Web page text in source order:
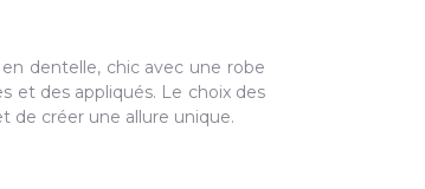
dentelle, chic avec une robe
et des appliqués. Le choix des
de créer une allure unique.